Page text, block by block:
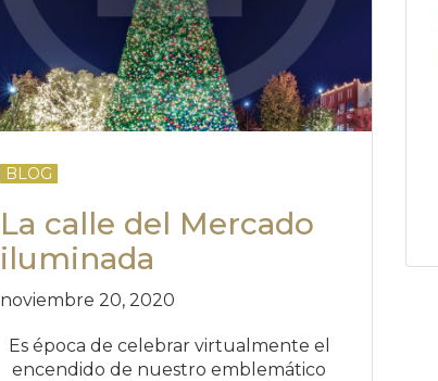
BLOG
La calle del Mercado
iluminada
noviembre 20, 2020
Es época de celebrar virtualmente el
encendido de nuestro emblemático